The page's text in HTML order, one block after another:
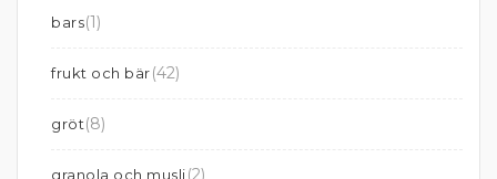
bars(1)
frukt och bär(42)
gröt(8)
granola och musli(2)